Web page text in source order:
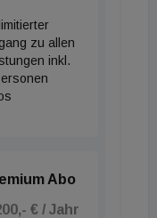
zu allen
inkl.
Abo
€ / Jahr